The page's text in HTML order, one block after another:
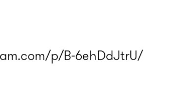
p/B-6ehDdJtrU/